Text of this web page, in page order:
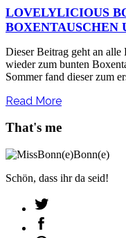
LOVELYLICIOUS
BOXENTAUSCHEN
Dieser Beitrag geht an
wieder zum bunten
Sommer fand dieser zum
Read More
That's me
Schön, dass ihr da seid!